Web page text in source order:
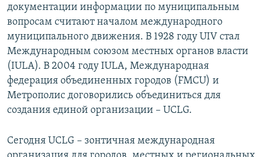
документации информации по муниципальным
вопросам считают началом международного
муниципального движения. В 1928 году UIV стал
Международным союзом местных органов власти
(IULA). В 2004 году IULA, Международная
федерация объединенных городов (FMCU) и
Метрополис договорились объединиться для
создания единой организации – UCLG.
Сегодня UCLG – зонтичная международная